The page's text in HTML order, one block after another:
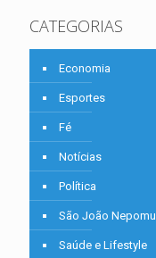
CATEGORIAS
Economia
Esportes
Fé
Notícias
Política
São João
Saúde e Lifestyle